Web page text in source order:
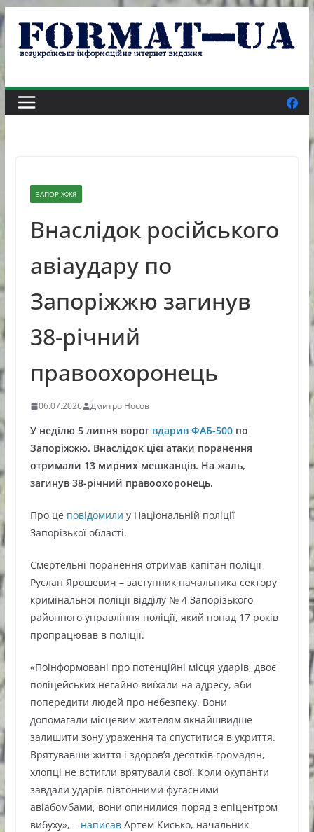
Skip
content
ЗАПОРІЖЖЯ
Внаслідок російського
авіаудару по
Запоріжжю загинув
38-річний
правоохоронець
06.07.2026 Дмитро Носов
У неділю 5 липня ворог вдарив ФАБ-500по
Запоріжжю. Внаслідок цієї атаки поранення
отримали 13 мирних мешканців. На жаль,
загинув 38-річний правоохоронець.
Про це повідомили у Національній поліції
Запорізької області.
Смертельні поранення отримав капітан поліції
Руслан Ярошевич – заступник начальника сектору
кримінальної поліції відділу № 4 Запорізького
районного управління поліції, який понад 17 років
пропрацював в поліції.
«Поінформовані про потенційні місця ударів, двоє
поліцейських негайно виїхали на адресу, аби
попередити людей про небезпеку. Вони
допомагали місцевим жителям якнайшвидше
залишити зону ураження та спуститися в укриття.
Врятувавши життя і здоров’я десятків громадян,
хлопці не встигли врятували свої. Коли окупанти
завдали ударів півтонними фугасними
авіабомбами, вони опинилися поряд з епіцентром
вибуху», – написавАртем Кисько, начальник